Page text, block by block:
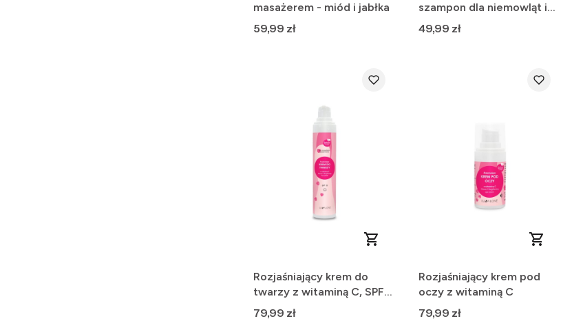
masażerem - miód i jabłka
Cena
59,99 zł
szampon dla niemowląt i
dzieci - 280 ml
Cena
49,99 zł
Rozjaśniający krem do
twarzy z witaminą C, SPF
15
Cena
79,99 zł
Rozjaśniający krem pod
oczy z witaminą C
Cena
79,99 zł